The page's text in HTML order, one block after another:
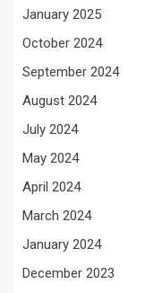
January 2025
October 2024
September 2024
August 2024
July 2024
May 2024
April 2024
March 2024
January 2024
December 2023